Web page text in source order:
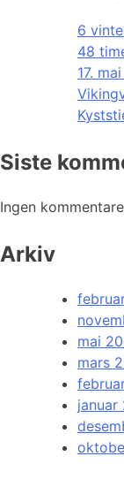
6
48
17.
Siste
Ingen
Arkiv
mai
mars
januar